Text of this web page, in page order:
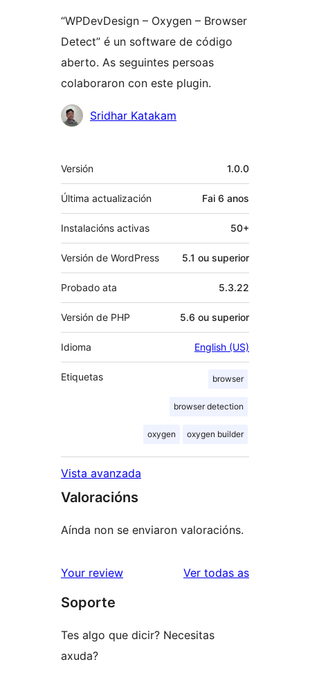
“WPDevDesign – Oxygen – Browser
Detect” é un software de código
aberto. As seguintes persoas
colaboraron con este plugin.
Colaboradores
Sridhar Katakam
Meta
Versión 1.0.0
Última actualización Fai 6 anos
Instalacións activas 50+
Versión de WordPress 5.1 ou superior
Probado ata 5.3.22
Versión de PHP 5.6 ou superior
Idioma English (US)
Etiquetas browser
browser detection
oxygen oxygen builder
Vista avanzada
Valoracións
Aínda non se enviaron valoracións.
Your review Ver todas asvaloracións
Soporte
Tes algo que dicir? Necesitas
axuda?